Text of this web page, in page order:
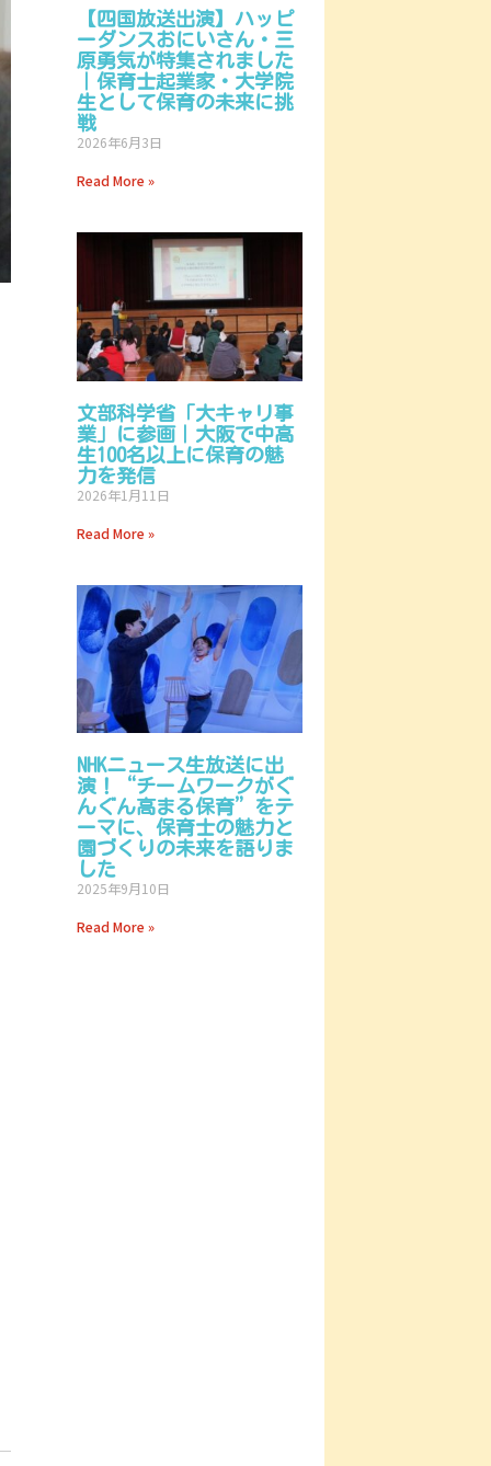
【四国放送出演】ハッピ
ーダンスおにいさん・三
原勇気が特集されました
｜保育士起業家・大学院
生として保育の未来に挑
戦
2026年6月3日
Read More »
文部科学省「大キャリ事
業」に参画｜大阪で中高
生100名以上に保育の魅
力を発信
2026年1月11日
Read More »
NHKニュース生放送に出
演！“チームワークがぐ
んぐん高まる保育”をテ
ーマに、保育士の魅力と
園づくりの未来を語りま
した
2025年9月10日
Read More »